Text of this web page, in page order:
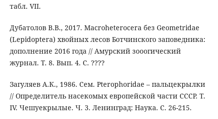
табл. VII.
Дубатолов В.В., 2017. Macroheterocera без Geometridae
(Lepidoptera) хвойных лесов Ботчинского заповедника:
дополнение 2016 года // Амурский зооогический
журнал. Т. 8. Вып. 4. С. ????
Загуляев А.К., 1986. Сем. Pterophoridae – пальцекрылки
// Определитель насекомых европейской части СССР. Т.
IV. Чешуекрылые. Ч. 3. Ленинград: Наука. С. 26-215.